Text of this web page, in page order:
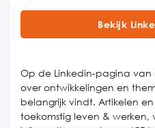
Bekijk
Op de Linkedin-pagina van
over ontwikkelingen en
belangrijk vindt. Artikelen
toekomstig leven &